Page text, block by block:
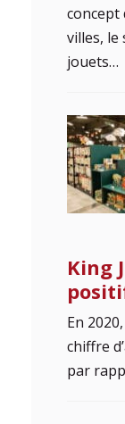
concept
villes, le
jouets…
King
En
chiffre
par